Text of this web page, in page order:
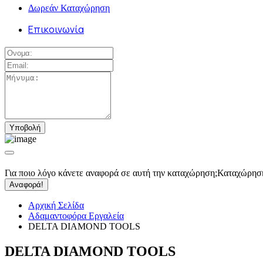
Δωρεάν Καταχώρηση
Επικοινωνία
Για ποιο λόγο κάνετε αναφορά σε αυτή την καταχώρηση;
Αναφορά!
Αρχική Σελίδα
Αδαμαντοφόρα Εργαλεία
DELTA DIAMOND TOOLS
DELTA DIAMOND TOOLS